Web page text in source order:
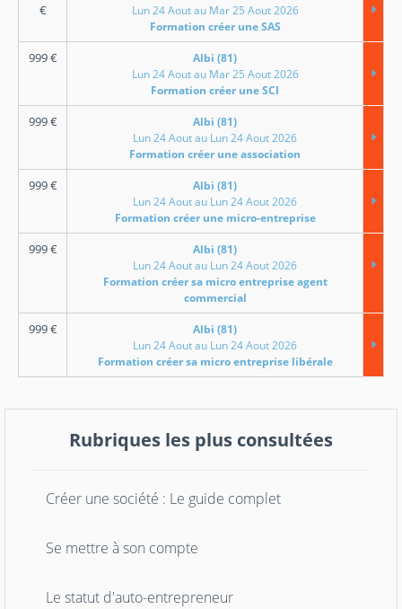
€
Lun 24 Aout au Mar 25 Aout 2026
Formation créer une SAS
999€
Albi (81)
Lun 24 Aout au Mar 25 Aout 2026
Formation créer une SCI
999€
Albi (81)
Lun 24 Aout au Lun 24 Aout 2026
Formation créer une association
999€
Albi (81)
Lun 24 Aout au Lun 24 Aout 2026
Formation créer une micro-entreprise
999€
Albi (81)
Lun 24 Aout au Lun 24 Aout 2026
Formation créer sa micro entreprise agent
commercial
999€
Albi (81)
Lun 24 Aout au Lun 24 Aout 2026
Formation créer sa micro entreprise libérale
Rubriques les plus consultées
Créer une société : Le guide complet
Se mettre à son compte
Le statut d'auto-entrepreneur